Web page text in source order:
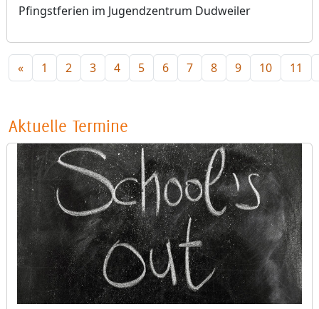
Pfingstferien im Jugendzentrum Dudweiler
« 1 2 3 4 5 6 7 8 9 10 11
Aktuelle Termine